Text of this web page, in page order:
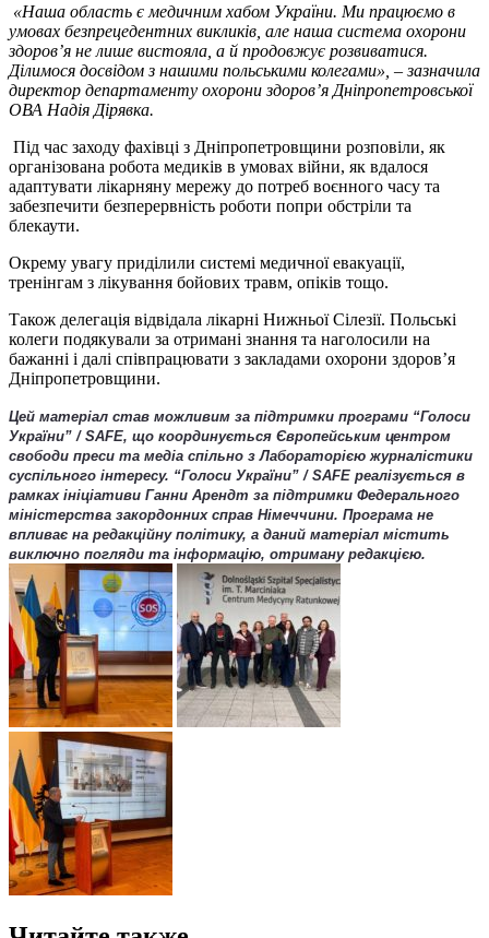
«Наша область є медичним хабом України. Ми працюємо в
умовах безпрецедентних викликів, але наша система охорони
здоров’я не лише вистояла, а й продовжує розвиватися.
Ділимося досвідом з нашими польськими колегами», – зазначила
директор департаменту охорони здоров’я Дніпропетровської
ОВА Надія Дірявка.
Під час заходу фахівці з Дніпропетровщини розповіли, як
організована робота медиків в умовах війни, як вдалося
адаптувати лікарняну мережу до потреб воєнного часу та
забезпечити безперервність роботи попри обстріли та
блекаути.
Окрему увагу приділили системі медичної евакуації,
тренінгам з лікування бойових травм, опіків тощо.
Також делегація відвідала лікарні Нижньої Сілезії. Польські
колеги подякували за отримані знання та наголосили на
бажанні і далі співпрацювати з закладами охорони здоров’я
Дніпропетровщини.
Цей матеріал став можливим за підтримки програми “Голоси
України” / SAFE, що координується Європейським центром
свободи преси та медіа спільно з Лабораторією журналістики
суспільного інтересу. “Голоси України” / SAFE реалізується в
рамках ініціативи Ганни Арендт за підтримки Федерального
міністерства закордонних справ Німеччини. Програма не
впливає на редакційну політику, а даний матеріал містить
виключно погляди та інформацію, отриману редакцією.